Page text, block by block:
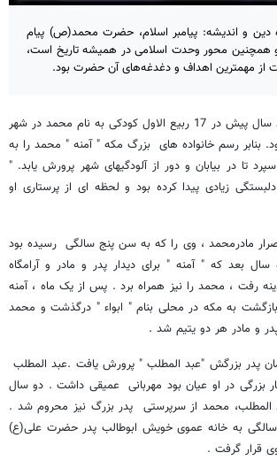
دین و اندیشه: پیامبر اسلام، حضرت محمد(ص) پیام
همچنین محور وحدت اسلامی در همیشه تاریخ است،
از مهمترین اهداف و دغدغه‌های آن حضرت بود.
بیش از هزار و چهار صد سال پیش در 17 ربیع الاول کودکی به نام محمد در شهر
رسم خانواده های بزرگ مکه " آمنه " محمد را به
تا در بیابان و دور از آلودگیهای شهر پرورش یابد. "
زیادی پیدا کرده بود و لحظه ای از پرستاری او
مادرمحمد ، وی را که به سن پنج سالگی رسیده بود
سال بعد که " آمنه " برای دیدار پدر و مادر و آرامگاه
رفت ، محمد را نیز همراه برد . پس از یک ماه ، آمنه
به مکه در محلی بنام " ابواء " درگذشت و محمد
و مادر هر دو یتیم شد .
پدر بزرگش "عبد المطلب " پرورش یافت .عبد المطلب
بزرگی در او عیان بود مهربانی عمیقی داشت . دو سال
المطلب، محمد از سرپرستی پدر بزرگ نیز محروم شد .
به خانه عموی خویش ابوطالب پدر حضرت علی(ع)
قرار گرفت .